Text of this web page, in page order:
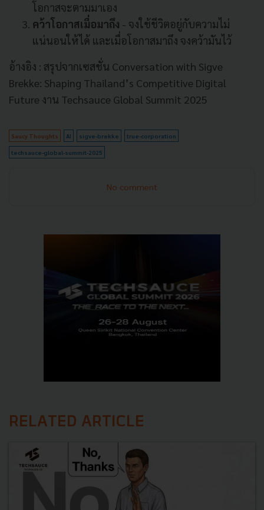
โอกาสจะตามมาเอง
คว้าโอกาสเมื่อมาถึง - จงใช้ชีวิตอยู่กับความไม่
แน่นอนให้ได้ และเมื่อโอกาสมาถึง จงคว้ามันไว้
อ้างอิง : สรุปจากเซสชั่น Conversation with Sigve
Brekke: Shaping Thailand’s Competitive Digital
Future งาน Techsauce Global Summit 2025
Saucy Thoughts AI sigve-brekke true-corporation
techsauce-global-summit-2025
No comment
RELATED ARTICLE